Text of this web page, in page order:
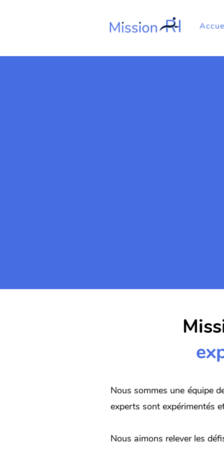
Nous sommes une équipe
experts sont expérimentés
Nous aimons relever les